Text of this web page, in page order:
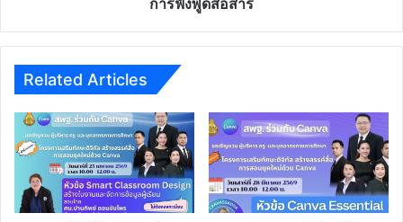
ฟัง
สื่อสาร
Related Articles